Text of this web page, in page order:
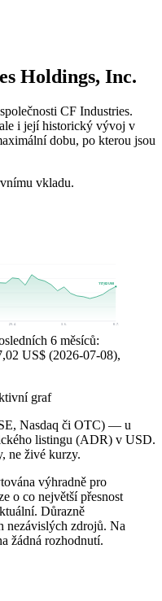
Holdings, Inc.
CF Industries.
i její historický vývoj v
dobu, po kterou jsou
vkladu.
29. 4. 8. 7.
117,02 US$
6 měsíců:
US$ (2026-07-08),
graf
Nasdaq či OTC) — u
listingu (ADR) v USD.
ne živé kurzy.
výhradně pro
o co největší přesnost
Důrazně
nezávislých zdrojů. Na
žádná rozhodnutí.